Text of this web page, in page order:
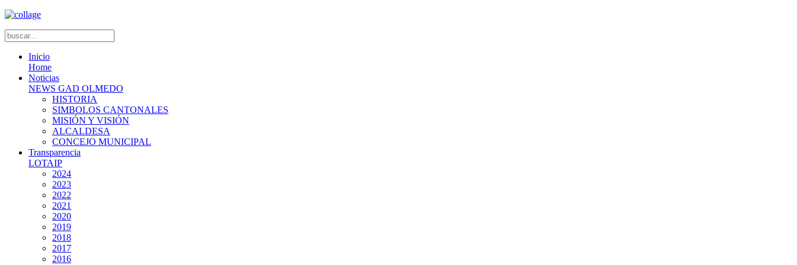
Inicio
Home
Noticias
NEWS GAD OLMEDO
HISTORIA
SIMBOLOS CANTONALES
MISIÓN Y VISIÓN
ALCALDESA
CONCEJO MUNICIPAL
Transparencia
LOTAIP
2024
2023
2022
2021
2020
2019
2018
2017
2016